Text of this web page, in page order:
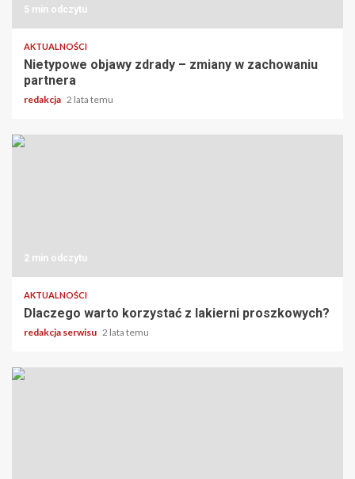
5 min odczytu
AKTUALNOŚCI
Nietypowe objawy zdrady – zmiany w zachowaniu
partnera
redakcja 2 lata temu
2 min odczytu
AKTUALNOŚCI
Dlaczego warto korzystać z lakierni proszkowych?
redakcja serwisu 2 lata temu